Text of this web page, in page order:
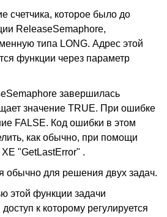
счетчика, которое было до
ReleaseSemaphore,
типа LONG. Адрес этой
функции через параметр
завершилась
значение TRUE. При ошибке
FALSE. Код ошибки в этом
как обычно, при помощи
"GetLastError" .
обычно для решения двух задач.
этой функции задачи
к которому регулируется